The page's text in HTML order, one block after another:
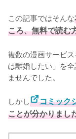
この記事ではそんな
ころ、無料で読む
複数の漫画サービ
は離婚したい」を
ませんでした。
しかし コミック
ことが分かりまし